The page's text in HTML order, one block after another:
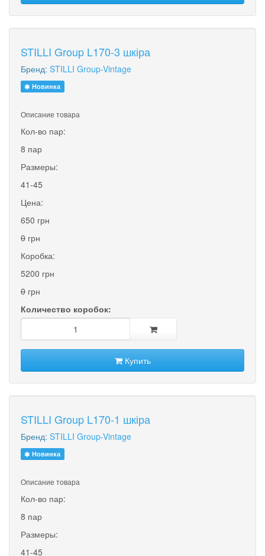
STILLI Group L170-3 шкіра
Бренд: STILLI Group-Vintage
Новинка
Описание товара
Кол-во пар:
8 пар
Размеры:
41-45
Цена:
650 грн
0 грн
Коробка:
5200 грн
0 грн
Количество коробок:
Купить
STILLI Group L170-1 шкіра
Бренд: STILLI Group-Vintage
Новинка
Описание товара
Кол-во пар:
8 пар
Размеры:
41-45